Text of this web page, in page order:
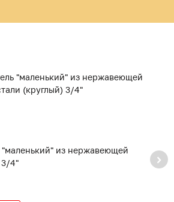
"маленький" из нержавеющей
3/4"